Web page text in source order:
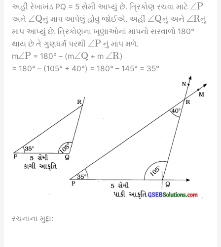
અહીં રેખાખંડ PQ = 5 સેમી આપ્યું છે. ત્રિકોણ રચવા માટે ∠P
અને ∠Qનું માપ આપેલું હોવું જોઈએ. અહીં ∠Qનું અને ∠Rનું
માપ આપ્યું છે. ત્રિકોણના ખૂણાઓનાં માપનો સરવાળો 180°
થાય છે તે ગુણધર્મ પરથી ∠P નું માપ મળે.
m∠P = 180° – (m∠Q + m ∠R)
= 180° – (105° + 40°) = 180° – 145° = 35°
રચનાના મુદ્દા: